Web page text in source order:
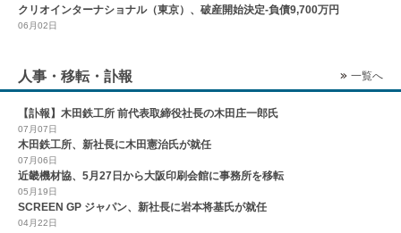
クリオインターナショナル（東京）、破産開始決定-負債9,700万円
06月02日
人事・移転・訃報 一覧へ
【訃報】木田鉄工所 前代表取締役社長の木田庄一郎氏
07月07日
木田鉄工所、新社長に木田憲治氏が就任
07月06日
近畿機材協、5月27日から大阪印刷会館に事務所を移転
05月19日
SCREEN GP ジャパン、新社長に岩本将基氏が就任
04月22日